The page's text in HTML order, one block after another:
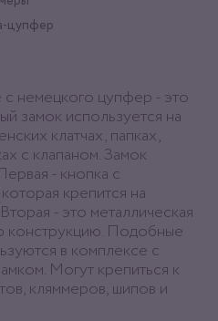
цупфер
немецкого цупфер - это
замок используется на
клатчах, папках,
с клапаном. Замок
- кнопка с
крепится на
- это металлическая
конструкцию. Подобные
в комплексе с
Могут крепиться к
кляммеров, шипов и